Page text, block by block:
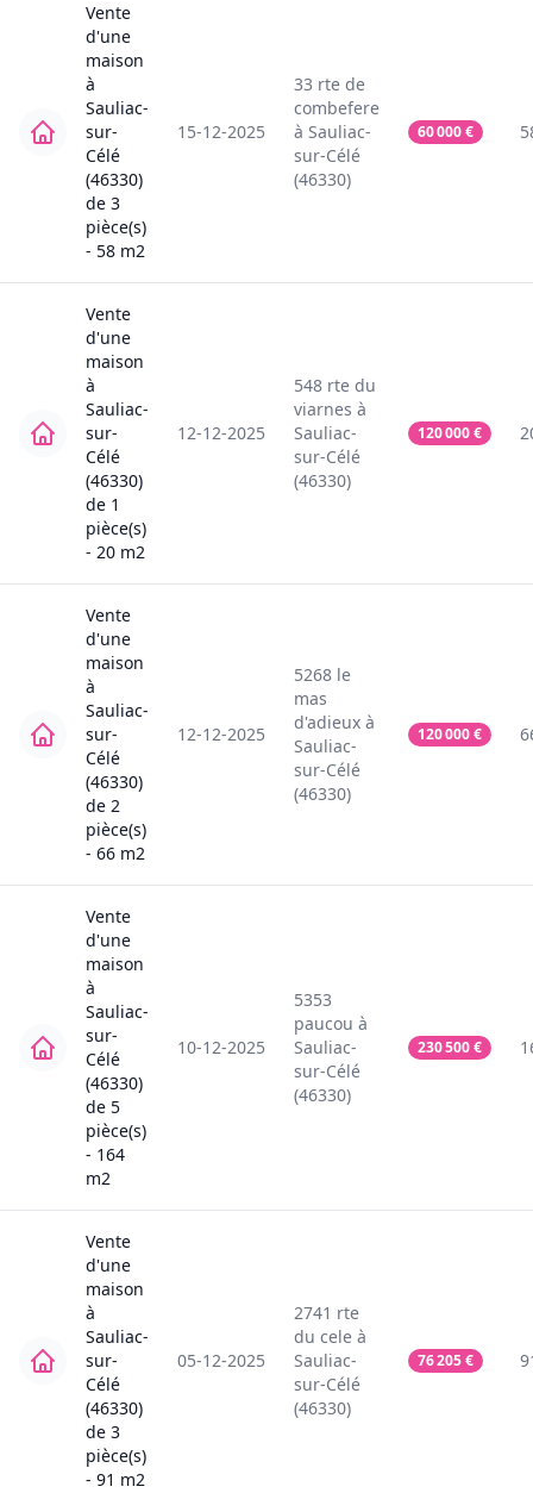
Vente
d'une
maison
à
Sauliac-
sur-
Célé
(46330)
de 3
pièce(s)
- 58 m2
15-12-2025
33 rte de
combefere
à Sauliac-
sur-Célé
(46330)
60 000€
Vente
d'une
maison
à
Sauliac-
sur-
Célé
(46330)
de 1
pièce(s)
- 20 m2
12-12-2025
548 rte du
viarnes à
Sauliac-
sur-Célé
(46330)
120 000€
Vente
d'une
maison
à
Sauliac-
sur-
Célé
(46330)
de 2
pièce(s)
- 66 m2
12-12-2025
5268 le
mas
d'adieux à
Sauliac-
sur-Célé
(46330)
120 000€
Vente
d'une
maison
à
Sauliac-
sur-
Célé
(46330)
de 5
pièce(s)
- 164
m2
10-12-2025
5353
paucou à
Sauliac-
sur-Célé
(46330)
230 500€
Vente
d'une
maison
à
Sauliac-
sur-
Célé
(46330)
de 3
pièce(s)
- 91 m2
05-12-2025
2741 rte
du cele à
Sauliac-
sur-Célé
(46330)
76 205€